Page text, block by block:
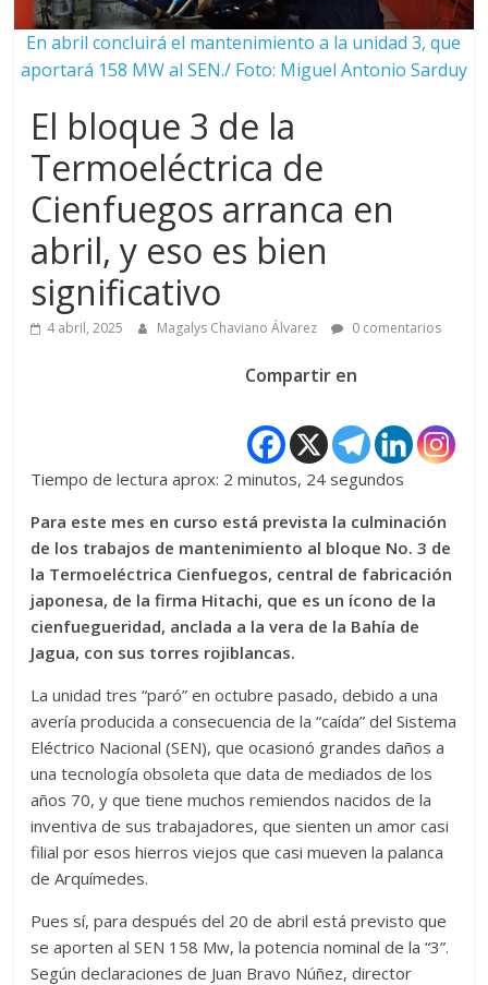
En abril concluirá el mantenimiento a la unidad 3, que
aportará 158 MW al SEN./ Foto: Miguel Antonio Sarduy
El bloque 3 de la
Termoeléctrica de
Cienfuegos arranca en
abril, y eso es bien
significativo
4 abril, 2025 Magalys Chaviano Álvarez 0 comentarios
Compartir en
Tiempo de lectura aprox: 2 minutos, 24 segundos
Para este mes en curso está prevista la culminación
de los trabajos de mantenimiento al bloque No. 3 de
la Termoeléctrica Cienfuegos, central de fabricación
japonesa, de la firma Hitachi, que es un ícono de la
cienfuegueridad, anclada a la vera de la Bahía de
Jagua, con sus torres rojiblancas.
La unidad tres “paró” en octubre pasado, debido a una
avería producida a consecuencia de la “caída” del Sistema
Eléctrico Nacional (SEN), que ocasionó grandes daños a
una tecnología obsoleta que data de mediados de los
años 70, y que tiene muchos remiendos nacidos de la
inventiva de sus trabajadores, que sienten un amor casi
filial por esos hierros viejos que casi mueven la palanca
de Arquímedes.
Pues sí, para después del 20 de abril está previsto que
se aporten al SEN 158 Mw, la potencia nominal de la “3”.
Según declaraciones de Juan Bravo Núñez, director